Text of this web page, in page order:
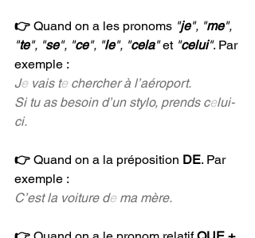
👉 Quand on a les pronoms "je", "me",
"te", "se", "ce", "le", "cela" et "celui". Par
exemple :
Je vais te chercher à l’aéroport.
Si tu as besoin d’un stylo, prends celui-
ci.
👉 Quand on a la préposition DE. Par
exemple :
C’est la voiture de ma mère.